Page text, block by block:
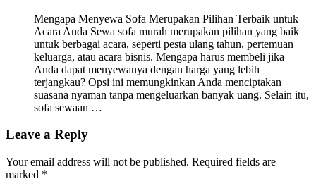
Mengapa Menyewa Sofa Merupakan Pilihan Terbaik untuk
Acara Anda Sewa sofa murah merupakan pilihan yang baik
untuk berbagai acara, seperti pesta ulang tahun, pertemuan
keluarga, atau acara bisnis. Mengapa harus membeli jika
Anda dapat menyewanya dengan harga yang lebih
terjangkau? Opsi ini memungkinkan Anda menciptakan
suasana nyaman tanpa mengeluarkan banyak uang. Selain itu,
sofa sewaan …
Leave a Reply
Your email address will not be published. Required fields are
marked *